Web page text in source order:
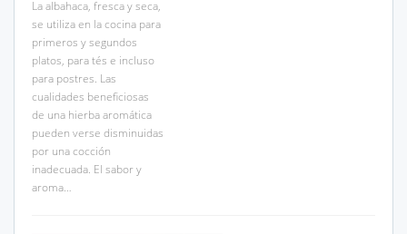
La albahaca, fresca y seca,
se utiliza en la cocina para
primeros y segundos
platos, para tés e incluso
para postres. Las
cualidades beneficiosas
de una hierba aromática
pueden verse disminuidas
por una cocción
inadecuada. El sabor y
aroma…